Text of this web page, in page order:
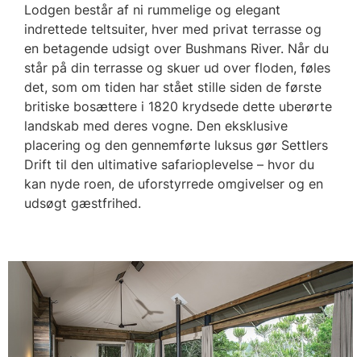
Lodgen består af ni rummelige og elegant
indrettede teltsuiter, hver med privat terrasse og
en betagende udsigt over Bushmans River. Når du
står på din terrasse og skuer ud over floden, føles
det, som om tiden har stået stille siden de første
britiske bosættere i 1820 krydsede dette uberørte
landskab med deres vogne. Den eksklusive
placering og den gennemførte luksus gør Settlers
Drift til den ultimative safarioplevelse – hvor du
kan nyde roen, de uforstyrrede omgivelser og en
udsøgt gæstfrihed.